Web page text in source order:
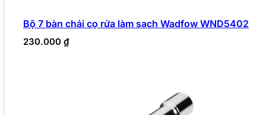
Bộ 7 bàn chải cọ rửa làm sạch Wadfow WND5402
230.000 ₫